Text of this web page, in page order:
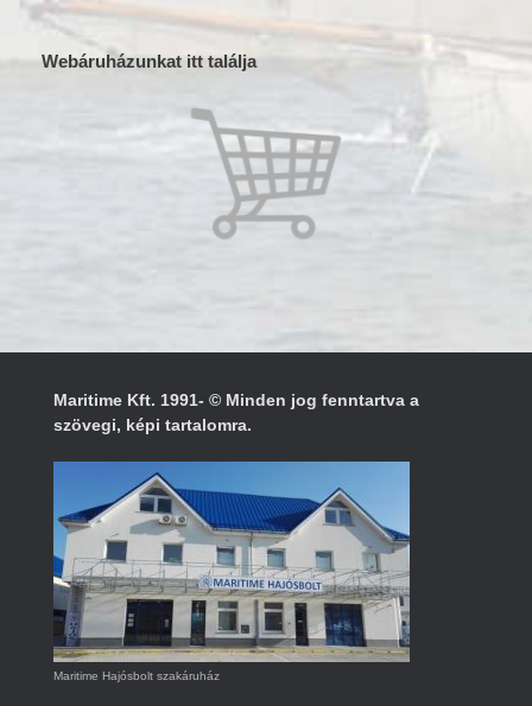
Webáruházunkat itt találja
Maritime Kft. 1991- © Minden jog fenntartva a
szövegi, képi tartalomra.
Maritime Hajósbolt szakáruház